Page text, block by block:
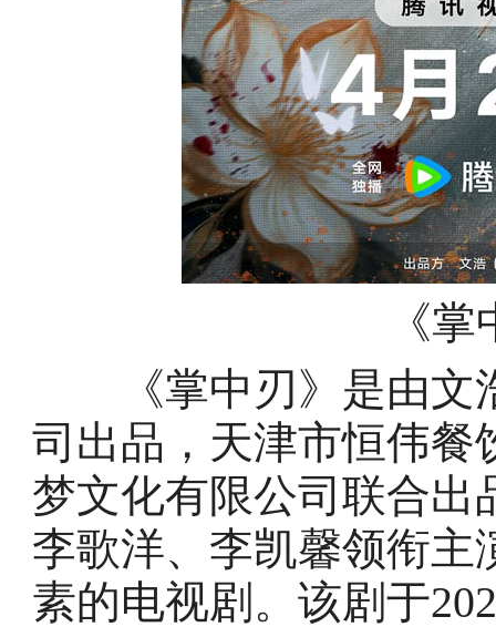
《
《掌中刃》是由文
司出品，天津市恒伟餐
梦文化有限公司联合出
李歌洋、李凯馨领衔主
素的电视剧。该剧于